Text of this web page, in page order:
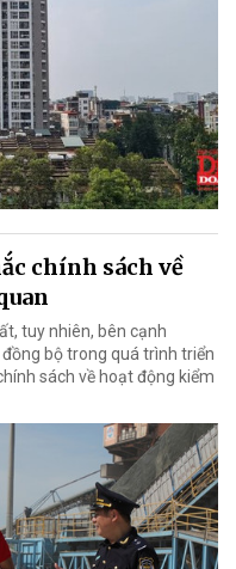
chính sách về
tuy nhiên, bên cạnh
bộ trong quá trình triển
sách về hoạt động kiểm